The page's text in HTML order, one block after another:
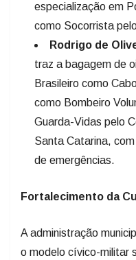
especialização em
como Socorrista
Rodrigo de
traz a bagagem de
Brasileiro como
como Bombeiro
Guarda-Vidas pelo
Santa Catarina,
de emergências.
Fortalecimento da
A administração
o modelo cívico-militar